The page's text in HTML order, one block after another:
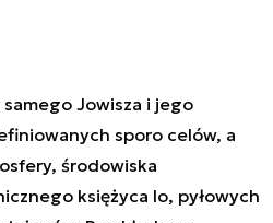
Jowisza i jego
sporo celów, a
środowiska
księżyca Io, pyłowych